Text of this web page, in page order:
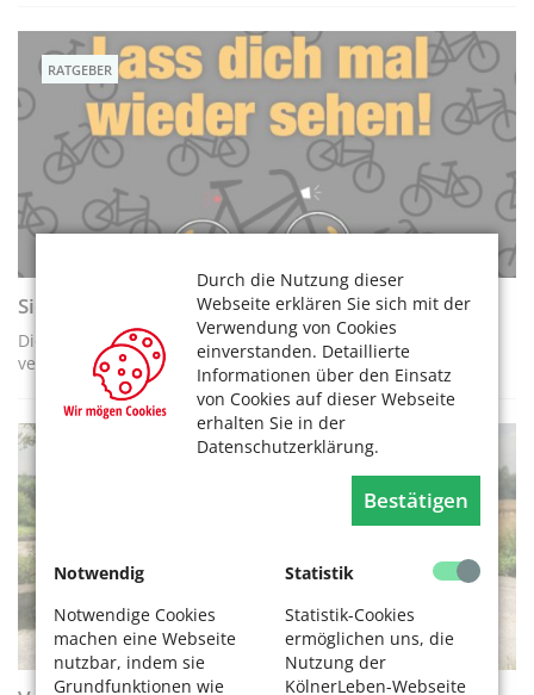
Durch die Nutzung dieser
Webseite erklären Sie sich mit der
Verwendung von Cookies
einverstanden. Detaillierte
Informationen über den Einsatz
von Cookies auf dieser Webseite
erhalten Sie in der
Datenschutzerklärung.
Bestätigen
Notwendig
Notwendige Cookies
machen eine Webseite
nutzbar, indem sie
Grundfunktionen wie
Statistik
Statistik-Cookies
ermöglichen uns, die
Nutzung der
KölnerLeben-Webseite
RATGEBER
Sicher und sichtbar unterwegs mit dem Fahrrad
Die Stadt Köln und die Polizei geben Tipps rund ums
verkehrssichere Fahrrad